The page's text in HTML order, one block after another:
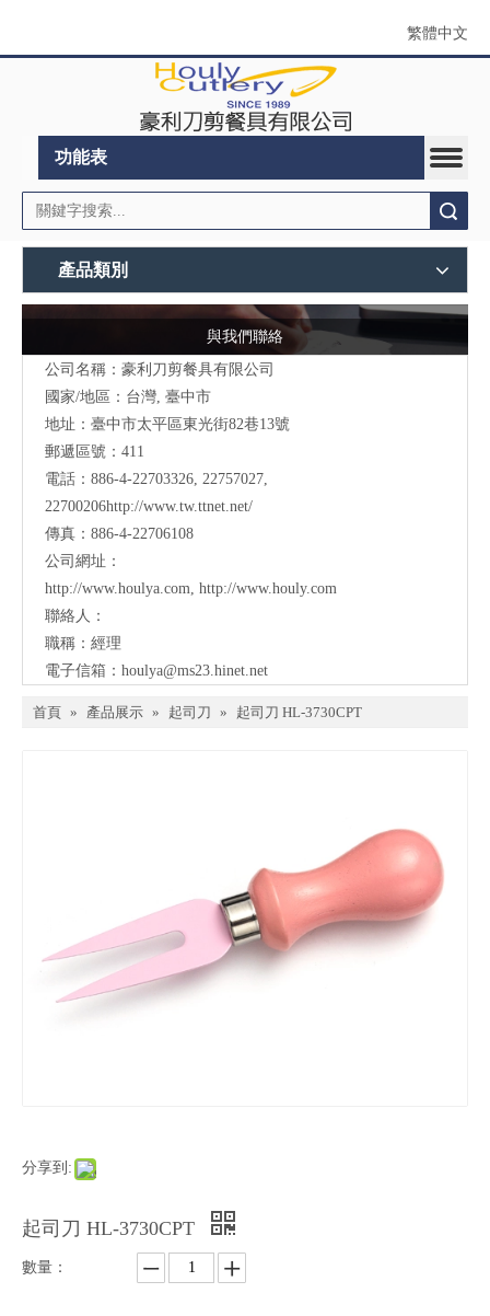
繁體中文
功能表
產品類別
與我們聯絡
公司名稱：豪利刀剪餐具有限公司
國家/地區：台灣, 臺中市
地址： 臺中市太平區東光街82巷13號
郵遞區號：411
電話：886-4-22703326, 22757027,
22700206http://www.tw.ttnet.net/
傳真：886-4-22706108
公司網址：
http://www.houlya.com http://www.houly.com
聯絡人：
職稱：經理
電子信箱： houlya@ms23.hinet.net
首頁 » 產品展示 » 起司刀 » 起司刀 HL-3730CPT
分享到:
起司刀 HL-3730CPT
數量：